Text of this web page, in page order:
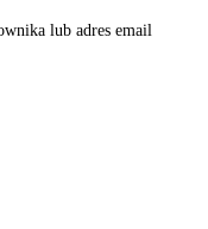
lub adres email